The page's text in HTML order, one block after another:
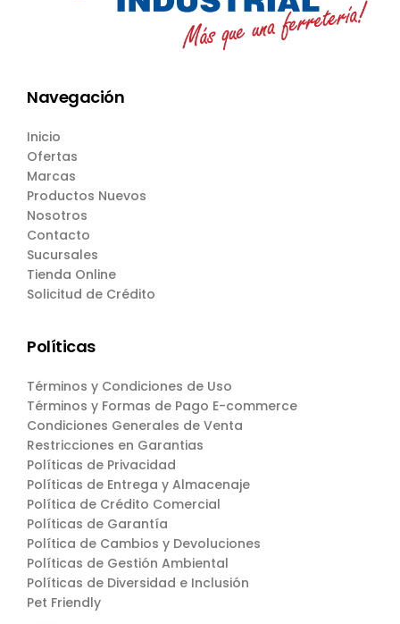
Navegación
Inicio
Ofertas
Marcas
Productos Nuevos
Nosotros
Contacto
Sucursales
Tienda Online
Solicitud de Crédito
Políticas
Términos y Condiciones de Uso
Términos y Formas de Pago E-commerce
Condiciones Generales de Venta
Restricciones en Garantias
Políticas de Privacidad
Políticas de Entrega y Almacenaje
Política de Crédito Comercial
Políticas de Garantía
Política de Cambios y Devoluciones
Políticas de Gestión Ambiental
Políticas de Diversidad e Inclusión
Pet Friendly